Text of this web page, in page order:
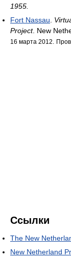
1955.
Fort Nassau
Project. New
16 марта 2012.
Ссылки
The New
New Netherland